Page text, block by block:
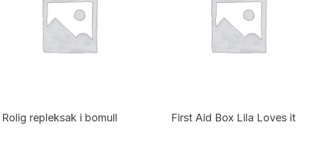
Rolig repleksak i bomull First Aid Box Lila Loves it